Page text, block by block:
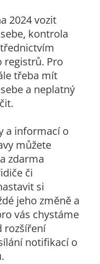
2024 vozit
kontrola
registrů. Pro
třeba mít
a neplatný
a informací o
můžete
zdarma
či
si
jeho změně a
vás chystáme
rozšíření
notifikací o